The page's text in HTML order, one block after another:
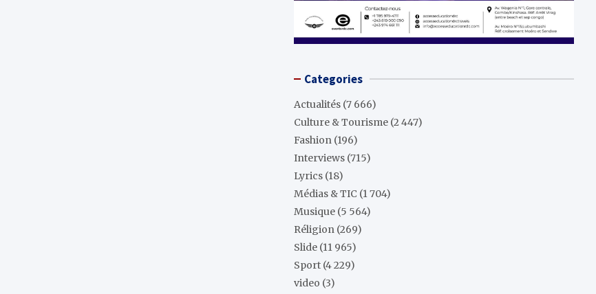
Categories
Actualités (7 666)
Culture & Tourisme (2 447)
Fashion (196)
Interviews (715)
Lyrics (18)
Médias & TIC (1 704)
Musique (5 564)
Réligion (269)
Slide (11 965)
Sport (4 229)
video (3)